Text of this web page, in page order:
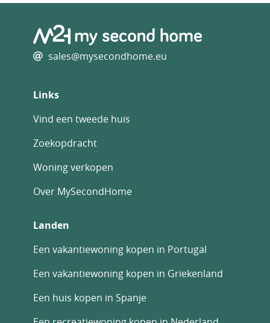
sales@mysecondhome.eu
Links
Vind een tweede huis
Zoekopdracht
Woning verkopen
Over MySecondHome
Landen
Een vakantiewoning kopen in Portugal
Een vakantiewoning kopen in Griekenland
Een huis kopen in Spanje